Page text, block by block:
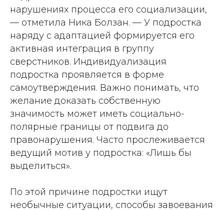
нарушениях процесса его социализации,
— отметила Ника Болзан. — У подростка
наряду с адаптацией формируется его
активная интеграция в группу
сверстников. Индивидуализация
подростка проявляется в форме
самоутверждения. Важно понимать, что
желание доказать собственную
значимость может иметь социально-
полярные границы от подвига до
правонарушения. Часто прослеживается
ведущий мотив у подростка: «Лишь бы
выделиться».
По этой причине подростки ищут
необычные ситуации, способы завоевания